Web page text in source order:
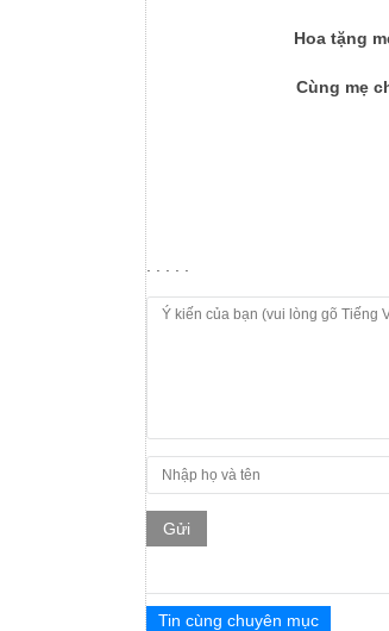
Hoa tặng
Cùng mẹ
Gửi
Tin cùng chuyên mục